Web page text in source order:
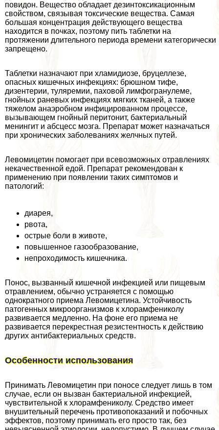
повидон. Вещество обладает дезинтоксикационным
свойством, связывая токсические вещества. Самая
большая концентрация действующего вещества
находится в почках, поэтому пить таблетки на
протяжении длительного периода времени категорически
запрещено.
Таблетки назначают при xлaмидиозе, бруцеллезе,
опасных кишечных инфекциях: брюшном тифе,
дизентерии, туляремии, паховой лимфогранулеме,
гнойных раневых инфекциях мягких тканей, а также
тяжелом анаэробном инфицированном процессе,
вызывающем гнойный перитонит, бактериальный
менингит и абсцесс мозга. Препарат может назначаться
при хронических заболеваниях желчных путей.
Левомицетин помогает при всевозможных отравлениях
некачественной едой. Препарат рекомендован к
применению при появлении таких симптомов и
патологий:
диарея,
рвота,
острые боли в животе,
повышенное газообразование,
непроходимость кишечника.
Понос, вызванный кишечной инфекцией или пищевым
отравлением, обычно устраняется с помощью
однократного приема Левомицетина. Устойчивость
патогенных микроорганизмов к хлорамфениколу
развивается медленно. На фоне его приема не
развивается перекрестная резистентность к действию
других антибактериальных средств.
Особенности использования
Принимать Левомицетин при поносе следует лишь в том
случае, если он вызван бактериальной инфекцией,
чувствительной к хлорамфениколу. Средство имеет
внушительный перечень противопоказаний и побочных
эффектов, поэтому принимать его просто так, без